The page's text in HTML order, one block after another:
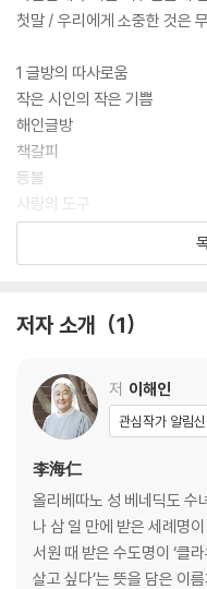
첫말 / 우리에게 소중한 것은
1 글방의 따사로움
작은 시인의 작은 기쁨
해인글방
책갈피
등불
사랑의 도구
새 시계
편지 골목길과 편지 창고
평상심
열두 알의 편지
방명록
식물 키우기
손님맞이
조금의 노력만으로도
기쁨 발견 연구원
글방 단상
저자 소개 1
저 이해인
관심작가 알림
李海仁
올리베따노 성 베네딕도 수
나 삼 일 만에 받은 세례명
서원 때 받은 수도명이 ‘클
살고 싶다’는 뜻을 담은 이